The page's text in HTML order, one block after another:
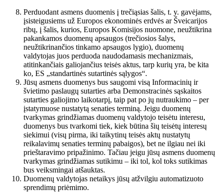
Perduodant asmens duomenis į trečiąsias šalis, t. y. gavėjams,
įsisteigusiems už Europos ekonominės erdvės ar Šveicarijos
ribų, į šalis, kurios, Europos Komisijos nuomone, neužtikrina
pakankamos duomenų apsaugos (trečiosios šalys,
neužtikrinančios tinkamo apsaugos lygio), duomenų
valdytojas juos perduoda naudodamasis mechanizmais,
atitinkančiais galiojančius teisės aktus, tarp kurių yra, be kita
ko, ES „standartinės sutartinės sąlygos“.
Jūsų asmens duomenys bus saugomi visą Informacinių ir
švietimo paslaugų sutarties arba Demonstracinės sąskaitos
sutarties galiojimo laikotarpį, taip pat po jų nutraukimo – per
įstatymuose nustatytą senaties terminą. Jeigu duomenų
tvarkymas grindžiamas duomenų valdytojo teisėtu interesu,
duomenys bus tvarkomi tiek, kiek būtina šių teisėtų interesų
siekimui (visų pirma, iki taikytinų teisės aktų nustatytų
reikalavimų senaties terminų pabaigos), bet ne ilgiau nei iki
prieštaravimo pripažinimo. Tačiau jeigu jūsų asmens duomenų
tvarkymas grindžiamas sutikimu – iki tol, kol toks sutikimas
bus veiksmingai atšauktas.
Duomenų valdytojas netaikys jūsų atžvilgiu automatizuoto
sprendimų priėmimo.